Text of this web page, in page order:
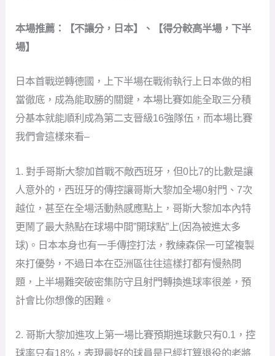
本場推薦：【不讓分，日本】、【得分較高半場，下半
場】
日本首戰逆轉德國，上下半場在戰術執行上日本做的相
當徹底，成為能取勝的關鍵，本場比賽如能全取三分積
分基本就能順利成為第二支晉級16強隊伍，而本場比賽
我們會這樣來看–
1. 對手哥斯大黎加首戰不敵西班牙，但0比7的比數是讓
人意外的，西班牙的傳控讓哥斯大黎加全場0射門、7次
越位，甚至在全場活動熱感應點上，哥斯大黎加本內特
更鬧了最大熱點在球場中間”開球點”上(因為被進太多
球)。日本本身也有一手傳控打法，教練森保一可望複製
來打優勢，不過日本在亞洲區往往這樣打都有慢熱問
題，上半場難突破密集防守且射門轉換進球率很差，預
計會比你想像的困難。
2. 哥斯大黎加進攻上第一場比賽預期進球數只有0.1，控
球率只有18%，表現最好的球員是已經打算退役的老將